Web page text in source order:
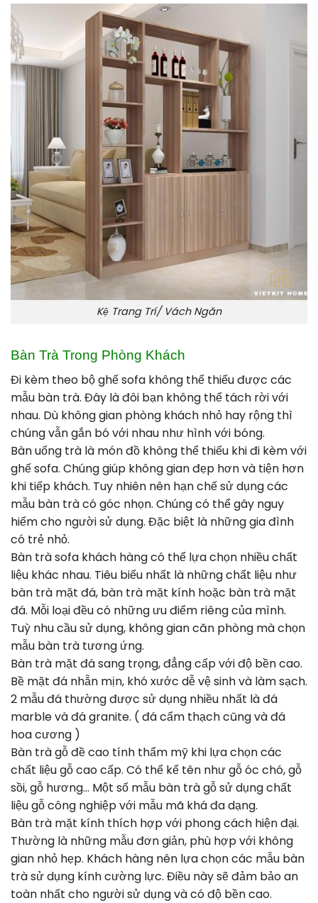
Kệ Trang Trí/ Vách Ngăn
Bàn Trà Trong Phòng Khách
Đi kèm theo bộ ghế sofa không thể thiếu được các
mẫu bàn trà. Đây là đôi bạn không thể tách rời với
nhau. Dù không gian phòng khách nhỏ hay rộng thì
chúng vẫn gắn bó với nhau như hình với bóng.
Bàn uống trà là món đồ không thể thiếu khi đi kèm với
ghế sofa. Chúng giúp không gian đẹp hơn và tiện hơn
khi tiếp khách. Tuy nhiên nên hạn chế sử dụng các
mẫu bàn trà có góc nhọn. Chúng có thể gây nguy
hiểm cho người sử dụng. Đặc biệt là những gia đình
có trẻ nhỏ.
Bàn trà sofa khách hàng có thể lựa chọn nhiều chất
liệu khác nhau. Tiêu biểu nhất là những chất liệu như
bàn trà mặt đá, bàn trà mặt kính hoặc bàn trà mặt
đá. Mỗi loại đều có những ưu điểm riêng của mình.
Tuỳ nhu cầu sử dụng, không gian căn phòng mà chọn
mẫu bàn trà tương ứng.
Bàn trà mặt đá sang trọng, đẳng cấp với độ bền cao.
Bề mặt đá nhẵn mịn, khó xước dễ vệ sinh và làm sạch.
2 mẫu đá thường được sử dụng nhiều nhất là đá
marble và đá granite. ( đá cẩm thạch cũng và đá
hoa cương )
Bàn trà gỗ đề cao tính thẩm mỹ khi lựa chọn các
chất liệu gỗ cao cấp. Có thể kể tên như gỗ óc chó, gỗ
sồi, gỗ hương… Một số mẫu bàn trà gỗ sử dụng chất
liệu gỗ công nghiệp với mẫu mã khá đa dạng.
Bàn trà mặt kính thích hợp với phong cách hiện đại.
Thường là những mẫu đơn giản, phù hợp với không
gian nhỏ hẹp. Khách hàng nên lựa chọn các mẫu bàn
trà sử dụng kính cường lực. Điều này sẽ đảm bảo an
toàn nhất cho người sử dụng và có độ bền cao.